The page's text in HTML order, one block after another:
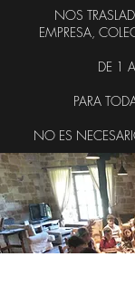
NOS
EMPRESA,
DE 1
PARA
NO ES